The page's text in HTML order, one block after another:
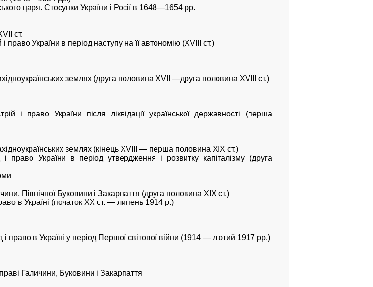
царя. Стосунки України і Росії в 1648—1654 pp.
ст.
право України в період наступу на її автономію (XVIII ст.)
землях (друга половина XVII —друга половина XVIII ст.)
і право України після ліквідації української державності (перша
землях (кінець XVIII — перша половина XIX ст.)
право України в період утвердження і розвитку капіталізму (друга
Північної Буковини і Закарпаття (друга половина XIX ст.)
в Україні (початок XX ст. — липень 1914 р.)
і право в Україні у період Першої світової війни (1914 — лютий 1917 pp.)
Галичини, Буковини і Закарпаття